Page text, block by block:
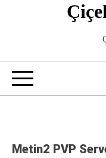
Metin2 PVP